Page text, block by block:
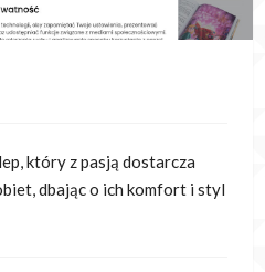
który z pasją dostarcza
dbając o ich komfort i styl